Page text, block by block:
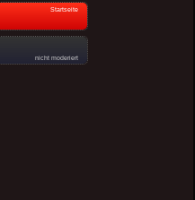
Startseite
nicht moderiert